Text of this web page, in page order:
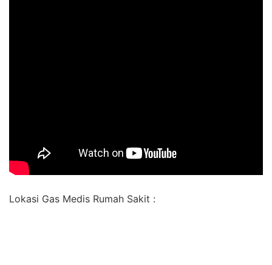
Lokasi Gas Medis Rumah Sakit :